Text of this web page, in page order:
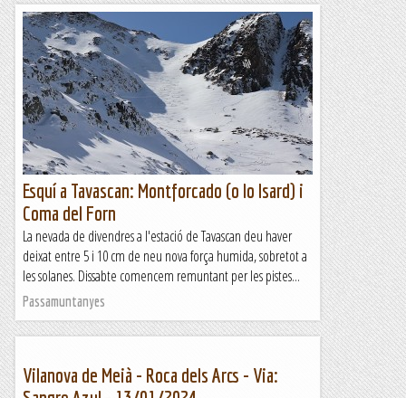
Esquí a Tavascan: Montforcado (o lo Isard) i
Coma del Forn
La nevada de divendres a l'estació de Tavascan deu haver
deixat entre 5 i 10 cm de neu nova força humida, sobretot a
les solanes. Dissabte comencem remuntant per les pistes...
Passamuntanyes
Vilanova de Meià - Roca dels Arcs - Via: